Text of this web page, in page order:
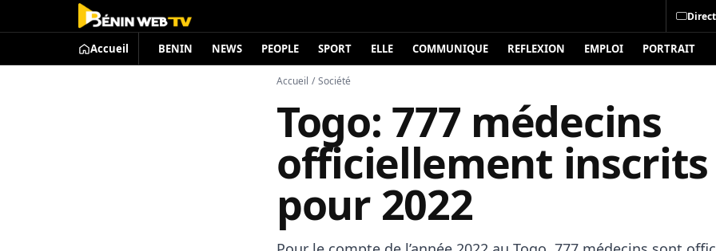
Accueil BENIN NEWS PEOPLE SPORT ELLE COMMUNIQUE REFLEXION EMPLOI PORTRAIT
Accueil / Société
Togo: 777 médecins
officiellement inscrits
pour 2022